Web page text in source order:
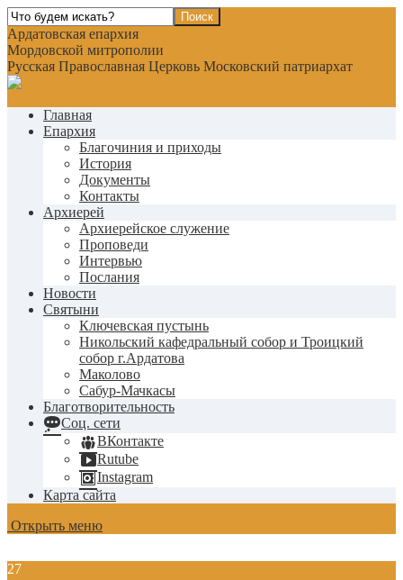
Ардатовская епархия
Мордовской митрополии
Русская Православная Церковь Московский патриархат
Главная
Епархия
Благочиния и приходы
История
Документы
Контакты
Архиерей
Архиерейское служение
Проповеди
Интервью
Послания
Новости
Святыни
Ключевская пустынь
Никольский кафедральный собор и Троицкий
собор г.Ардатова
Маколово
Сабур-Мачкасы
Благотворительность
Соц. сети
ВКонтакте
Rutube
Instagram
Карта сайта
Открыть меню
27